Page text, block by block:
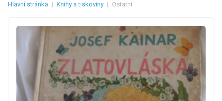
Hlavní stránka | Knihy a tiskoviny | Ostatní